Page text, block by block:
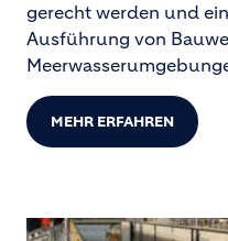
gerecht werden und
Ausführung von
MEHR ERFAHREN